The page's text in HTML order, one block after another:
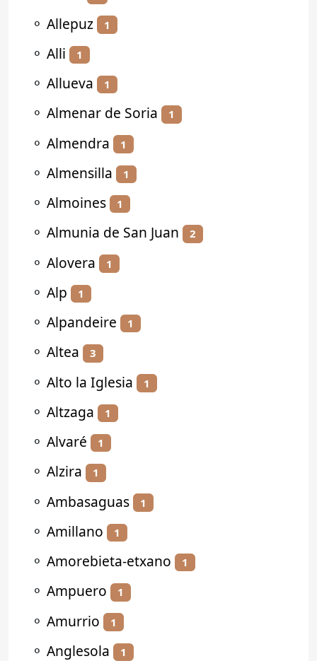
⚬ Allepuz 1
⚬ Alli 1
⚬ Allueva 1
⚬ Almenar de Soria 1
⚬ Almendra 1
⚬ Almensilla 1
⚬ Almoines 1
⚬ Almunia de San Juan 2
⚬ Alovera 1
⚬ Alp 1
⚬ Alpandeire 1
⚬ Altea 3
⚬ Alto la Iglesia 1
⚬ Altzaga 1
⚬ Alvaré 1
⚬ Alzira 1
⚬ Ambasaguas 1
⚬ Amillano 1
⚬ Amorebieta-etxano 1
⚬ Ampuero 1
⚬ Amurrio 1
⚬ Anglesola 1